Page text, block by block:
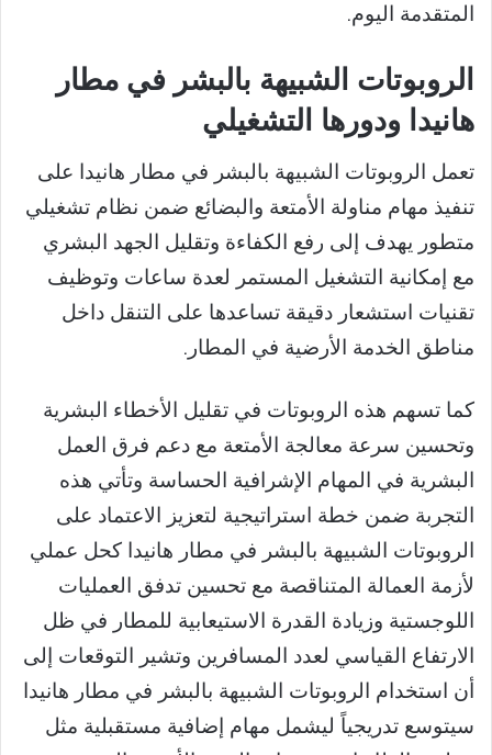
المتقدمة اليوم.
الروبوتات الشبيهة بالبشر في مطار
هانيدا ودورها التشغيلي
تعمل الروبوتات الشبيهة بالبشر في مطار هانيدا على
تنفيذ مهام مناولة الأمتعة والبضائع ضمن نظام تشغيلي
متطور يهدف إلى رفع الكفاءة وتقليل الجهد البشري
مع إمكانية التشغيل المستمر لعدة ساعات وتوظيف
تقنيات استشعار دقيقة تساعدها على التنقل داخل
مناطق الخدمة الأرضية في المطار.
كما تسهم هذه الروبوتات في تقليل الأخطاء البشرية
وتحسين سرعة معالجة الأمتعة مع دعم فرق العمل
البشرية في المهام الإشرافية الحساسة وتأتي هذه
التجربة ضمن خطة استراتيجية لتعزيز الاعتماد على
الروبوتات الشبيهة بالبشر في مطار هانيدا كحل عملي
لأزمة العمالة المتناقصة مع تحسين تدفق العمليات
اللوجستية وزيادة القدرة الاستيعابية للمطار في ظل
الارتفاع القياسي لعدد المسافرين وتشير التوقعات إلى
أن استخدام الروبوتات الشبيهة بالبشر في مطار هانيدا
سيتوسع تدريجياً ليشمل مهام إضافية مستقبلية مثل